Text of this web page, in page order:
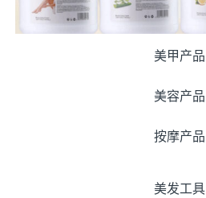
美甲产品
美容产品
按摩产品
美发工具